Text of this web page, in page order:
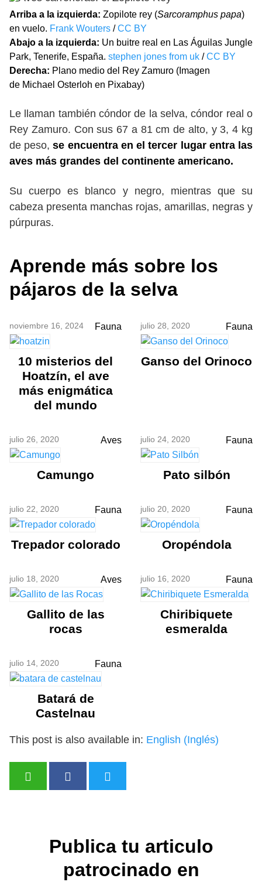
Arriba a la izquierda: Zopilote rey (Sarcoramphus papa)
en vuelo. Frank Wouters /CC BY
Abajo a la izquierda: Un buitre real en Las Águilas Jungle
Park, Tenerife, España. stephen jones from uk /CC BY
Derecha: Plano medio del Rey Zamuro (Imagen
de Michael Osterloh en Pixabay)
Le llaman también cóndor de la selva, cóndor real o
Rey Zamuro. Con sus 67 a 81 cm de alto, y 3, 4 kg
de peso,se encuentra en el tercer lugar entra las
aves más grandes del continente americano.
Su cuerpo es blanco y negro, mientras que su
cabeza presenta manchas rojas, amarillas, negras y
púrpuras.
Aprende más sobre los
pájaros de la selva
noviembre 16, 2024 Fauna
10 misterios del
Hoatzín, el ave
más enigmática
del mundo
julio 28, 2020 Fauna
Ganso del Orinoco
julio 26, 2020 Aves
Camungo
julio 24, 2020 Fauna
Pato silbón
julio 22, 2020 Fauna
Trepador colorado
julio 20, 2020 Fauna
Oropéndola
julio 18, 2020 Aves
Gallito de las
rocas
julio 16, 2020 Fauna
Chiribiquete
esmeralda
julio 14, 2020 Fauna
Batará de
Castelnau
This post is also available in: English (Inglés)
Publica tu articulo
patrocinado en